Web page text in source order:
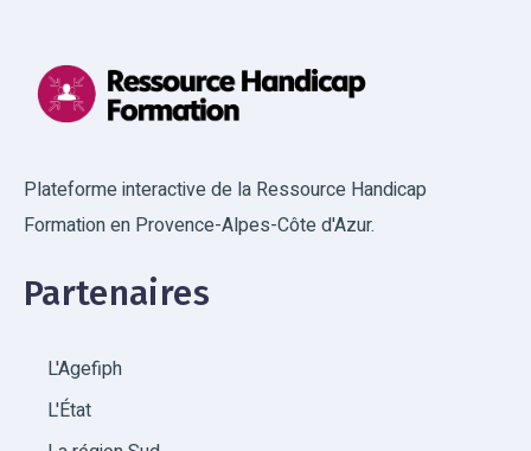
Plateforme interactive de la Ressource Handicap
Formation en Provence-Alpes-Côte d'Azur.
Partenaires
L'Agefiph
L'État